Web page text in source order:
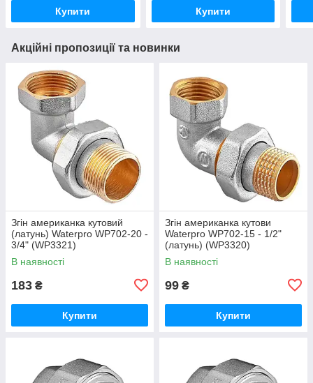
Купити Купити
Акційні пропозиції та новинки
Згін американка кутовий
(латунь) Waterpro WP702-20 -
3/4" (WP3321)
В наявності
183 ₴
Купити
Згін американка кутови
Waterpro WP702-15 - 1/2"
(латунь) (WP3320)
В наявності
99 ₴
Купити